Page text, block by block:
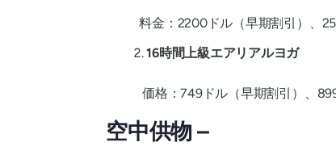
料金：2200ドル（早期割引）、
16時間上級エアリアルヨガ
価格：749ドル（早期割引）、
空中供物 –